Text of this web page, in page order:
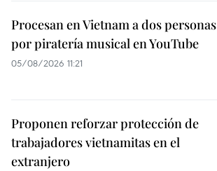
Procesan en Vietnam a dos personas
por piratería musical en YouTube
05/08/2026 11:21
Proponen reforzar protección de
trabajadores vietnamitas en el
extranjero